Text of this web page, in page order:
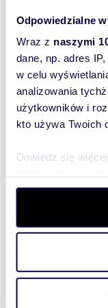
Odpowiedzialne
Wraz z naszymi
dane, np. adres
w celu
analizowania
użytkowników i
kto używa Twoich
Dowiedz się
szczegółów. W
wycofać swoją
aby oferować
witrynie.
analitycznym.